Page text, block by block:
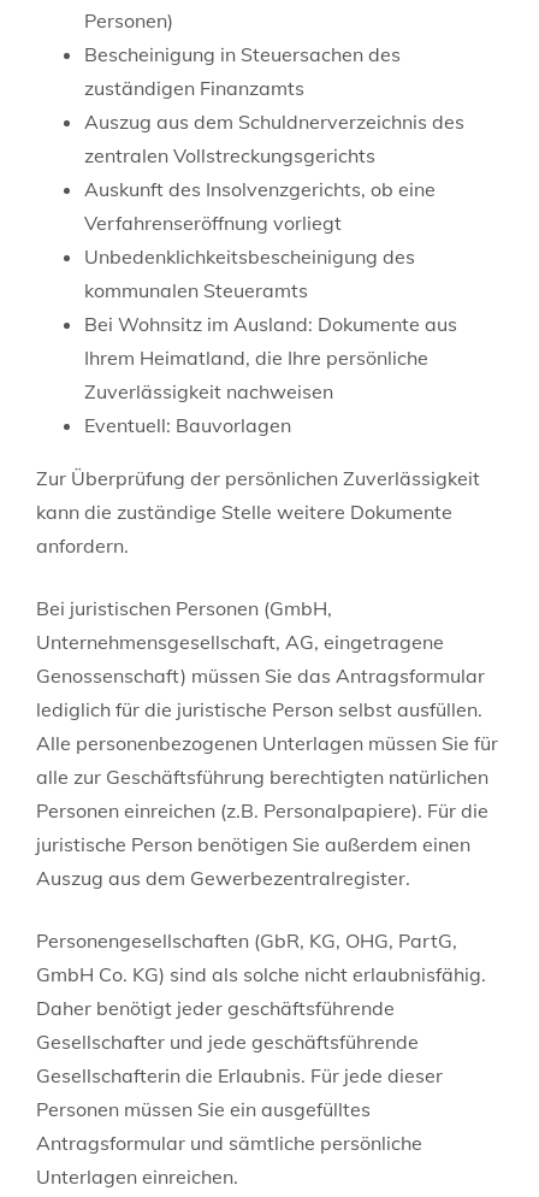
Personen)
Bescheinigung in Steuersachen des
zuständigen Finanzamts
Auszug aus dem Schuldnerverzeichnis des
zentralen Vollstreckungsgerichts
Auskunft des Insolvenzgerichts, ob eine
Verfahrenseröffnung vorliegt
Unbedenklichkeitsbescheinigung des
kommunalen Steueramts
Bei Wohnsitz im Ausland: Dokumente aus
Ihrem Heimatland, die Ihre persönliche
Zuverlässigkeit nachweisen
Eventuell: Bauvorlagen
Zur Überprüfung der persönlichen Zuverlässigkeit
kann die zuständige Stelle weitere Dokumente
anfordern.
Bei juristischen Personen (GmbH,
Unternehmensgesellschaft, AG, eingetragene
Genossenschaft) müssen Sie das Antragsformular
lediglich für die juristische Person selbst ausfüllen.
Alle personenbezogenen Unterlagen müssen Sie für
alle zur Geschäftsführung berechtigten natürlichen
Personen einreichen (z.B. Personalpapiere). Für die
juristische Person benötigen Sie außerdem einen
Auszug aus dem Gewerbezentralregister.
Personengesellschaften (GbR, KG, OHG, PartG,
GmbH Co. KG) sind als solche nicht erlaubnisfähig.
Daher benötigt jeder geschäftsführende
Gesellschafter und jede geschäftsführende
Gesellschafterin die Erlaubnis. Für jede dieser
Personen müssen Sie ein ausgefülltes
Antragsformular und sämtliche persönliche
Unterlagen einreichen.